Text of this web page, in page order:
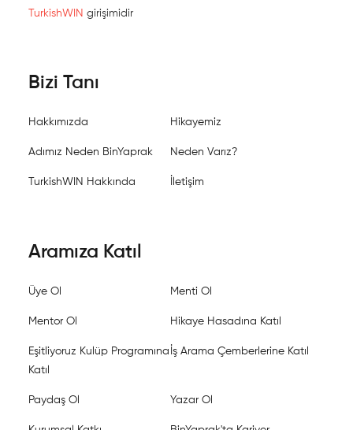
TurkishWIN girişimidir
Bizi Tanı
Hakkımızda Hikayemiz
Adımız Neden BinYaprak Neden Varız?
TurkishWIN Hakkında İletişim
Aramıza Katıl
Üye Ol Menti Ol
Mentor Ol Hikaye Hasadına Katıl
Eşitliyoruz Kulüp Programına
Katıl
İş Arama Çemberlerine Katıl
Paydaş Ol Yazar Ol